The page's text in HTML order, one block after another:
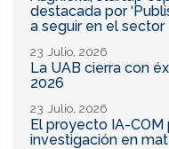
destacada por
a seguir en el sector
23 Julio, 2026
La UAB cierra con
2026
23 Julio, 2026
El proyecto IA-
investigación en